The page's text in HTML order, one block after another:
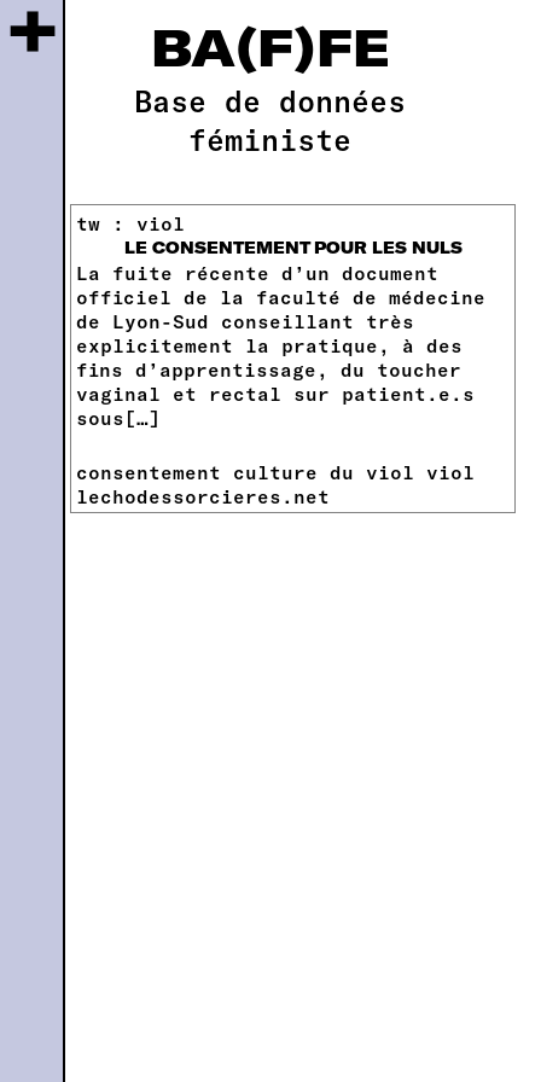
BA(F)FE
Base de données
féministe
+
tw : viol
LE CONSENTEMENT POUR LES NULS
La fuite récente d’un document
officiel de la faculté de médecine
de Lyon-Sud conseillant très
explicitement la pratique, à des
fins d’apprentissage, du toucher
vaginal et rectal sur patient.e.s
sous[…]
consentement culture du viol
viol
lechodessorcieres.net